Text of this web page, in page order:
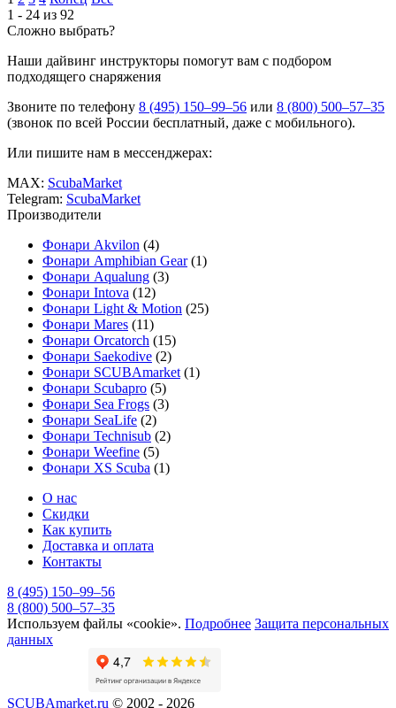
1 - 24 из 92
Сложно выбрать?
Наши дайвинг инструкторы помогут вам с подбором
подходящего снаряжения
Звоните по телефону 8 (495) 150–99–56 или 8 (800) 500–57–35
(звонок по всей России бесплатный, даже с мобильного).
Или пишите нам в мессенджерах:
MAX: ScubaMarket
Telegram: ScubaMarket
Производители
Фонари Akvilon (4)
Фонари Amphibian Gear(1)
Фонари Aqualung (3)
Фонари Intova (12)
Фонари Light & Motion (25)
Фонари Mares (11)
Фонари Orcatorch (15)
Фонари Saekodive (2)
Фонари SCUBAmarket (1)
Фонари Scubapro (5)
Фонари Sea Frogs (3)
Фонари SeaLife (2)
Фонари Technisub (2)
Фонари Weefine (5)
Фонари XS Scuba (1)
О нас
Скидки
Как купить
Доставка и оплата
Контакты
8 (495) 150–99–56
8 (800) 500–57–35
Используем файлы «cookie». Подробнее Защита персональных
данных
SCUBAmarket.ru © 2002 - 2026